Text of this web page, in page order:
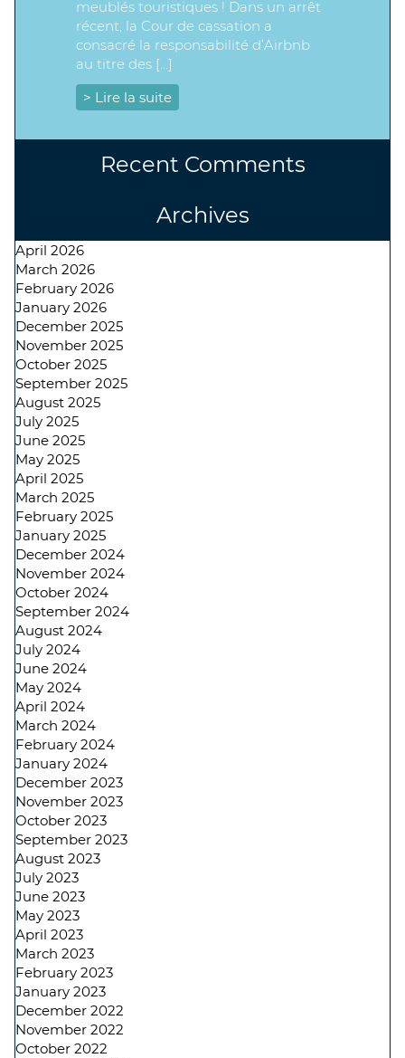
meublés touristiques ! Dans un arrêt
récent, la Cour de cassation a
consacré la responsabilité d’Airbnb
au titre des […]
> Lire la suite
Recent Comments
Archives
April 2026
March 2026
February 2026
January 2026
December 2025
November 2025
October 2025
September 2025
August 2025
July 2025
June 2025
May 2025
April 2025
March 2025
February 2025
January 2025
December 2024
November 2024
October 2024
September 2024
August 2024
July 2024
June 2024
May 2024
April 2024
March 2024
February 2024
January 2024
December 2023
November 2023
October 2023
September 2023
August 2023
July 2023
June 2023
May 2023
April 2023
March 2023
February 2023
January 2023
December 2022
November 2022
October 2022